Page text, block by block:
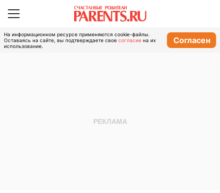
На информационном ресурсе применяются cookie-файлы.
Оставаясь на сайте, вы подтверждаете свое согласие на их
использование.
Согласен